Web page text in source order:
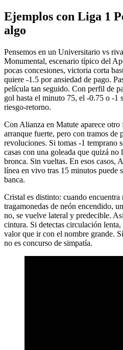
Ejemplos con Liga 1
algo
Pensemos en un Universitario vs
Monumental, escenario típico del
pocas concesiones, victoria corta
quiere -1.5 por ansiedad de pago.
película tan seguido. Con perfil de
gol hasta el minuto 75, el -0.75 o -1
riesgo-retorno.
Con Alianza en Matute aparece
arranque fuerte, pero con tramos de
revoluciones. Si tomas -1 temprano
casas con una goleada que quizá no
bronca. Sin vueltas. En esos casos,
línea en vivo tras 15 minutos puede
banca.
Cristal es distinto: cuando
tragamonedas de neón encendido,
no, se vuelve lateral y predecible.
cintura. Si detectas circulación
valor que ir con el nombre grande.
no es concurso de simpatía.